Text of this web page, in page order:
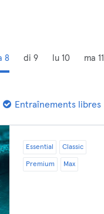
8 di 9 lu 10 ma 11
Entraînements libres
Essential Classic
Premium Max